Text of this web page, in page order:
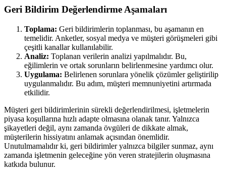
Geri Bildirim Değerlendirme Aşamaları
Toplama: Geri bildirimlerin toplanması, bu aşamanın en
temelidir. Anketler, sosyal medya ve müşteri görüşmeleri gibi
çeşitli kanallar kullanılabilir.
Analiz: Toplanan verilerin analizi yapılmalıdır. Bu,
eğilimlerin ve ortak sorunların belirlenmesine yardımcı olur.
Uygulama: Belirlenen sorunlara yönelik çözümler geliştirilip
uygulanmalıdır. Bu adım, müşteri memnuniyetini artırmada
etkilidir.
Müşteri geri bildirimlerinin sürekli değerlendirilmesi, işletmelerin
piyasa koşullarına hızlı adapte olmasına olanak tanır. Yalnızca
şikayetleri değil, aynı zamanda övgüleri de dikkate almak,
müşterilerin hissiyatını anlamak açısından önemlidir.
Unutulmamalıdır ki, geri bildirimler yalnızca bilgiler sunmaz, aynı
zamanda işletmenin geleceğine yön veren stratejilerin oluşmasına
katkıda bulunur.